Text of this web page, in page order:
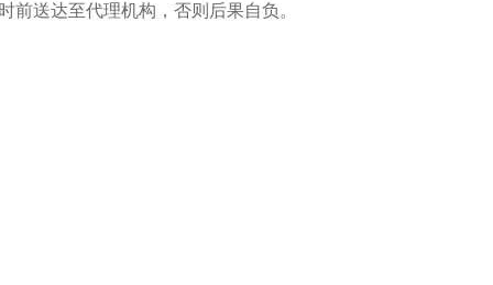
前送达至代理机构，否则后果自负。